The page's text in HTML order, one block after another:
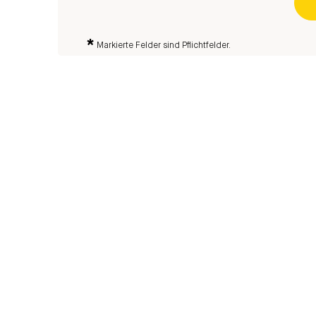
* Markierte Felder sind Pflichtfelder.